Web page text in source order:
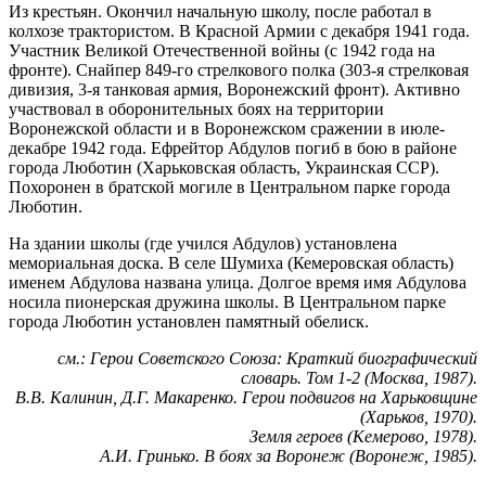
Из крестьян. Окончил начальную школу, после работал в
колхозе трактористом. В Красной Армии с декабря 1941 года.
Участник Великой Отечественной войны (с 1942 года на
фронте). Снайпер 849-го стрелкового полка (303-я стрелковая
дивизия, 3-я танковая армия, Воронежский фронт). Активно
участвовал в оборонительных боях на территории
Воронежской области и в Воронежском сражении в июле-
декабре 1942 года. Ефрейтор Абдулов погиб в бою в районе
города Люботин (Харьковская область, Украинская ССР).
Похоронен в братской могиле в Центральном парке города
Люботин.
На здании школы (где учился Абдулов) установлена
мемориальная доска. В селе Шумиха (Кемеровская область)
именем Абдулова названа улица. Долгое время имя Абдулова
носила пионерская дружина школы. В Центральном парке
города Люботин установлен памятный обелиск.
см.: Герои Советского Союза: Краткий биографический
словарь. Том 1-2 (Москва, 1987).
В.В. Калинин, Д.Г. Макаренко. Герои подвигов на Харьковщине
(Харьков, 1970).
Земля героев (Кемерово, 1978).
А.И. Гринько. В боях за Воронеж (Воронеж, 1985).